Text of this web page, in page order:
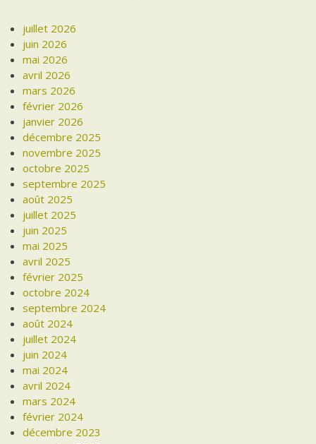
juillet 2026
juin 2026
mai 2026
avril 2026
mars 2026
février 2026
janvier 2026
décembre 2025
novembre 2025
octobre 2025
septembre 2025
août 2025
juillet 2025
juin 2025
mai 2025
avril 2025
février 2025
octobre 2024
septembre 2024
août 2024
juillet 2024
juin 2024
mai 2024
avril 2024
mars 2024
février 2024
décembre 2023